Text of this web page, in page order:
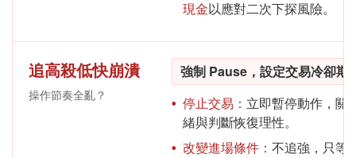
現金以應對二次下探風險。
追高殺低快崩潰
操作節奏全亂？
強制 Pause，設定交易冷卻期
停止交易： 立即暫停動作，關
緒與判斷恢復理性。
改變進場條件： 不追強，只等